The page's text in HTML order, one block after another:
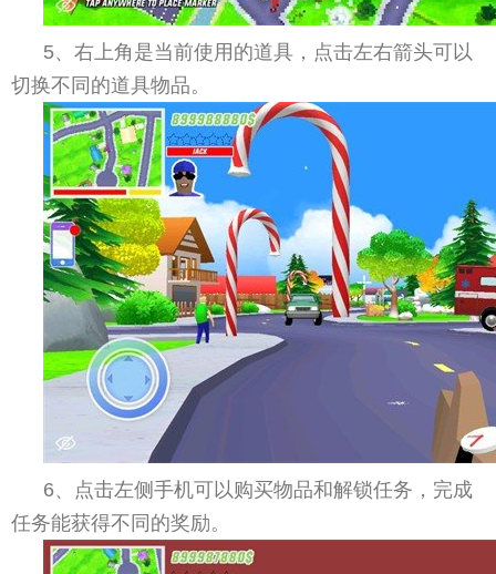
5、右上角是当前使用的道具，点击左右箭头可以
切换不同的道具物品。
6、点击左侧手机可以购买物品和解锁任务，完成
任务能获得不同的奖励。